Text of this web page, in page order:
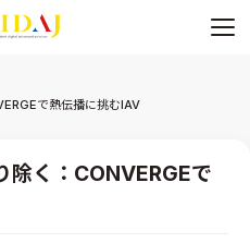
メ
で熱伝播に挑むIAV
除く：CONVERGEで